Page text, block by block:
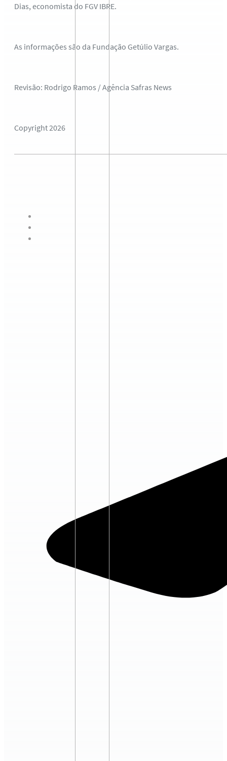
Dias, economista do FGV IBRE.
As informações são da Fundação Getúlio Vargas.
Revisão: Rodrigo Ramos / Agência Safras News
Copyright 2026